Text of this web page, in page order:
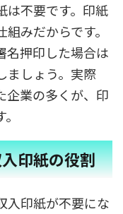
は不要です。印紙
みだからです。
名押印した場合は
ましょう。実際
企業の多くが、印
印紙の役割
入印紙が不要にな